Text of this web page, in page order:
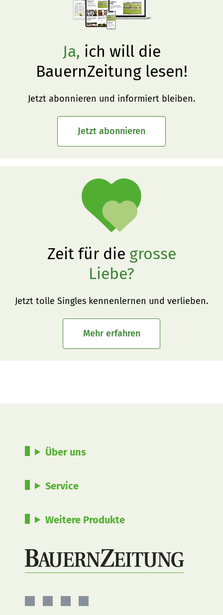
Ja, ich will die
BauernZeitung lesen!
Jetzt abonnieren und informiert bleiben.
Jetzt abonnieren
Zeit für die grosse
Liebe?
Jetzt tolle Singles kennenlernen und verlieben.
Mehr erfahren
Über uns
Service
Weitere Produkte